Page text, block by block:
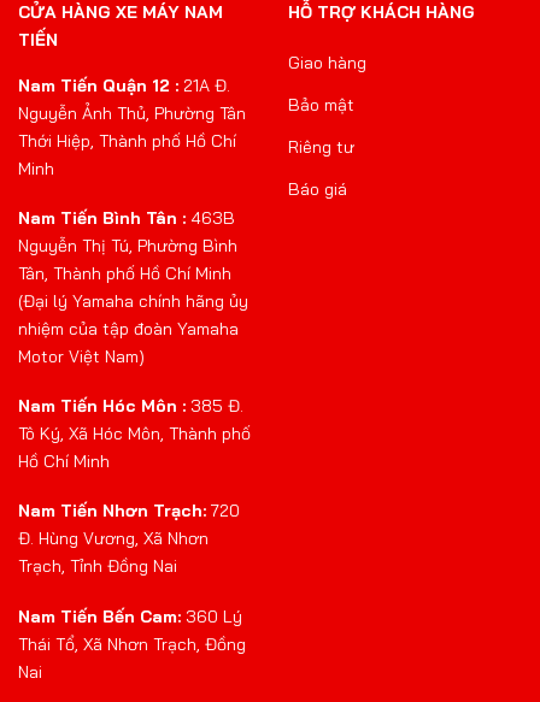
CỬA HÀNG XE MÁY NAM
TIẾN
Nam Tiến Quận 12 : 21A Đ.
Nguyễn Ảnh Thủ, Phường Tân
Thới Hiệp, Thành phố Hồ Chí
Minh
Nam Tiến Bình Tân : 463B
Nguyễn Thị Tú, Phường Bình
Tân, Thành phố Hồ Chí Minh
(Đại lý Yamaha chính hãng ủy
nhiệm của tập đoàn Yamaha
Motor Việt Nam)
Nam Tiến Hóc Môn : 385 Đ.
Tô Ký, Xã Hóc Môn, Thành phố
Hồ Chí Minh
Nam Tiến Nhơn Trạch: 720
Đ. Hùng Vương, Xã Nhơn
Trạch, Tỉnh Đồng Nai
Nam Tiến Bến Cam: 360 Lý
Thái Tổ, Xã Nhơn Trạch, Đồng
Nai
HỖ TRỢ KHÁCH HÀNG
Giao hàng
Bảo mật
Riêng tư
Báo giá